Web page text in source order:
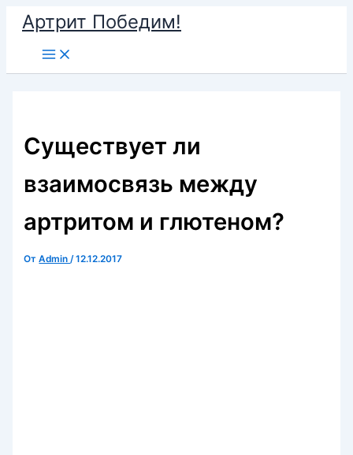
Перейти
содержимому
Артрит Победим!
Main
Menu
Существует ли
взаимосвязь между
артритом и глютеном?
ОтAdmin/12.12.2017